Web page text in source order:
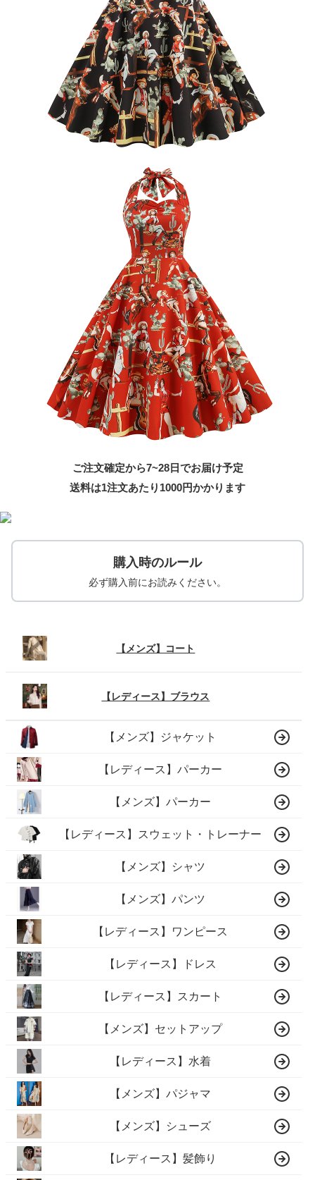
ご注文確定から7~28日でお届け予定
送料は1注文あたり 1000円かかります
購入時のルール
必ず購入前にお読みください。
【メンズ】コート
【レディース】ブラウス
【メンズ】ジャケット
【レディース】パーカー
【メンズ】パーカー
【レディース】スウェット・トレーナー
【メンズ】シャツ
【メンズ】パンツ
【レディース】ワンピース
【レディース】ドレス
【レディース】スカート
【メンズ】セットアップ
【レディース】水着
【メンズ】パジャマ
【メンズ】シューズ
【レディース】髪飾り